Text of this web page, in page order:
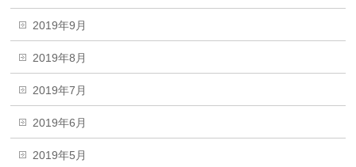
2019年9月
2019年8月
2019年7月
2019年6月
2019年5月